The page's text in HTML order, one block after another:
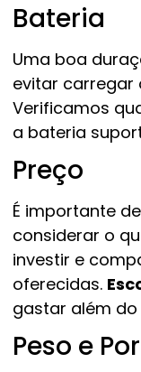
Bateria
Uma boa
evitar carregar
Verificamos
a bateria
Preço
É importante
considerar o
investir e
oferecidas.
gastar além do
Peso e